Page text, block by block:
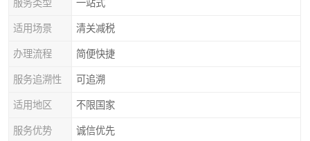
服务类型 一站式
适用场景 清关减税
办理流程 简便快捷
服务追溯性 可追溯
适用地区 不限国家
服务优势 诚信优先